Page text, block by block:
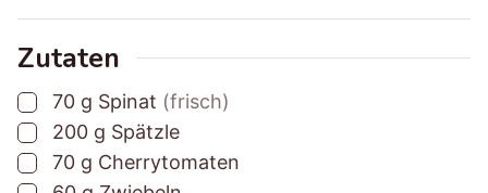
i
u
n
g
s
i
u
n
g
s
n
t
e
i
t
e
Zutaten
▢
70 g Spinat (frisch)
▢
200 g Spätzle
▢
70 g Cherrytomaten